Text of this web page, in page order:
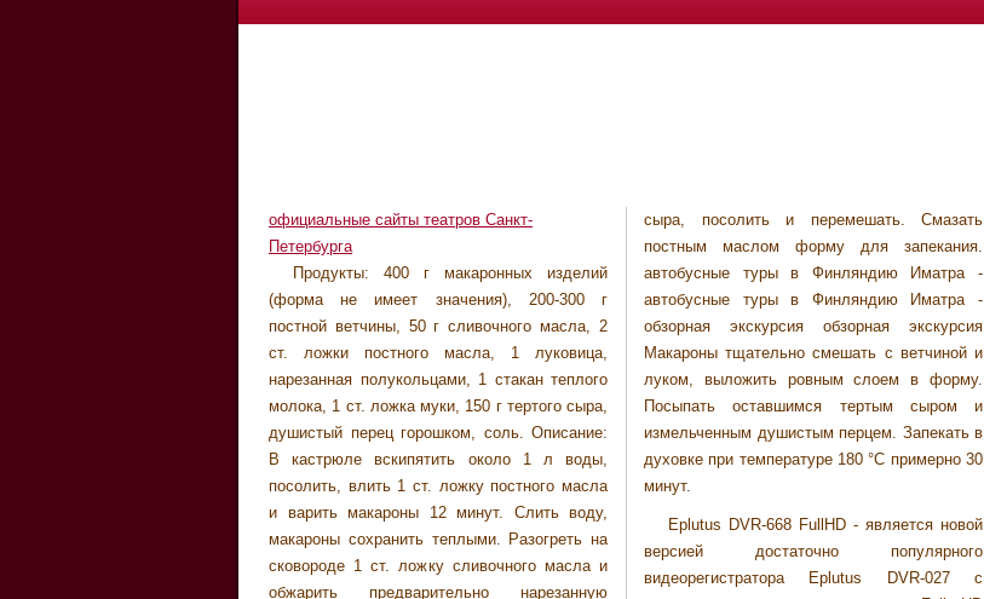
официальные сайты театров Санкт-
Петербурга
Продукты: 400 г макаронных изделий
(форма не имеет значения), 200-300 г
постной ветчины, 50 г сливочного масла, 2
ст. ложки постного масла, 1 луковица,
нарезанная полукольцами, 1 стакан теплого
молока, 1 ст. ложка муки, 150 г тертого сыра,
душистый перец горошком, соль. Описание:
В кастрюле вскипятить около 1 л воды,
посолить, влить 1 ст. ложку постного масла
и варить макароны 12 минут. Слить воду,
макароны сохранить теплыми. Разогреть на
сковороде 1 ст. ложку сливочного масла и
обжарить предварительно нарезанную
сыра, посолить и перемешать. Смазать
постным маслом форму для запекания.
автобусные туры в Финляндию Иматра -
автобусные туры в Финляндию Иматра -
обзорная экскурсия обзорная экскурсия
Макароны тщательно смешать с ветчиной и
луком, выложить ровным слоем в форму.
Посыпать оставшимся тертым сыром и
измельченным душистым перцем. Запекать в
духовке при температуре 180 °С примерно 30
минут.
Eplutus DVR-668 FullHD - является новой
версией достаточно популярного
видеорегистратора Eplutus DVR-027 с